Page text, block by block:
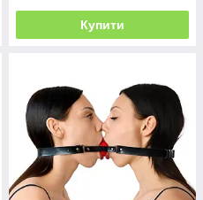
Купити